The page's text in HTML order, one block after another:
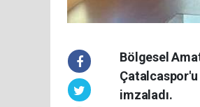
Bölgesel
imzaladı.